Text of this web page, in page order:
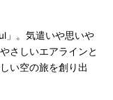
」。気遣いや思いや
さしいエアラインと
い空の旅を創り出